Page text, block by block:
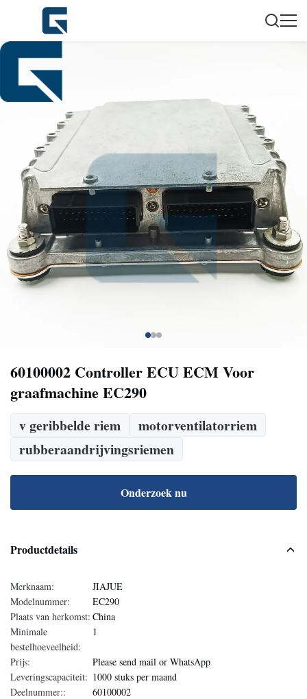
60100002 Controller ECU ECM Voor
graafmachine EC290
v geribbelde riem
motorventilatorriem
rubberaandrijvingsriemen
Onderzoek nu
Productdetails
Merknaam:
JIAJUE
Modelnummer:
EC290
Plaats van herkomst: China
Minimale
bestelhoeveelheid:
1
Prijs:
Please send mail or WhatsApp
Leveringscapaciteit: 1000 stuks per maand
Deelnummer::
60100002